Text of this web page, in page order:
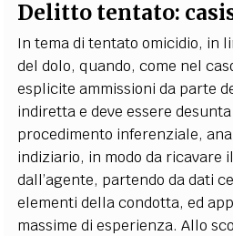
Delitto tentato: c
In tema di tentato omicidio, in
del dolo, quando, come nel
esplicite ammissioni da parte
indiretta e deve essere
procedimento inferenziale,
indiziario, in modo da ricavare
dall’agente, partendo da dati
elementi della condotta, ed
massime di esperienza. Allo